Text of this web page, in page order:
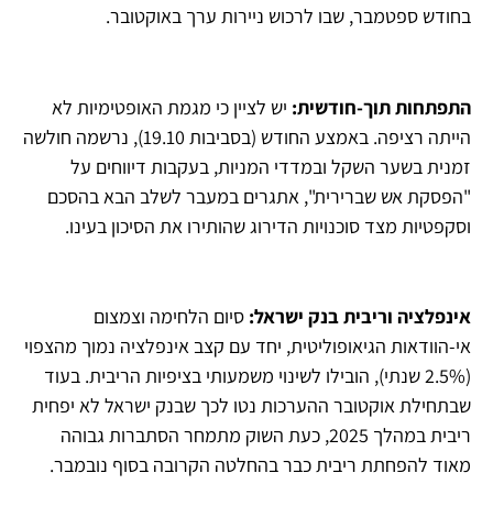
בחודש ספטמבר, שבו לרכוש ניירות ערך באוקטובר.
התפתחות תוך-חודשית: יש לציין כי מגמת האופטימיות לא
הייתה רציפה. באמצע החודש (בסביבות 19.10), נרשמה חולשה
זמנית בשער השקל ובמדדי המניות, בעקבות דיווחים על
"הפסקת אש שברירית", אתגרים במעבר לשלב הבא בהסכם
וסקפטיות מצד סוכנויות הדירוג שהותירו את הסיכון בעינו.
אינפלציה וריבית בנק ישראל: סיום הלחימה וצמצום
אי-הוודאות הגיאופוליטית, יחד עם קצב אינפלציה נמוך מהצפוי
(2.5% שנתי), הובילו לשינוי משמעותי בציפיות הריבית. בעוד
שבתחילת אוקטובר ההערכות נטו לכך שבנק ישראל לא יפחית
ריבית במהלך 2025, כעת השוק מתמחר הסתברות גבוהה
מאוד להפחתת ריבית כבר בהחלטה הקרובה בסוף נובמבר.